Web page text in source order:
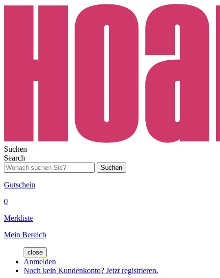
Suchen
Search
Suchen
Gutschein
0
Merkliste
Mein Bereich
close
Anmelden
Noch kein Kundenkonto? Jetzt registrieren.